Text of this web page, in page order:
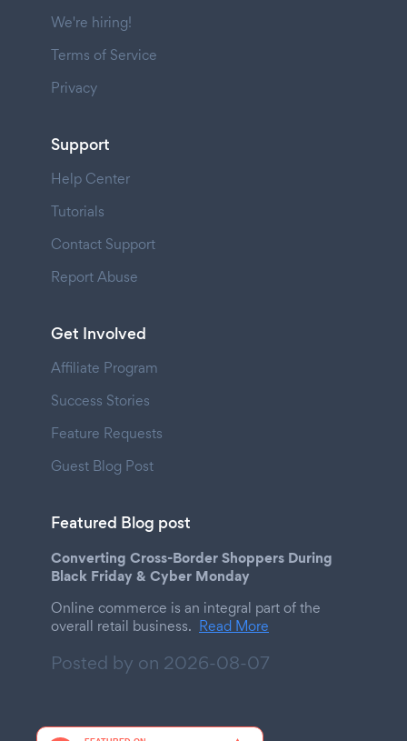
We're hiring!
Terms of Service
Privacy
Support
Help Center
Tutorials
Contact Support
Report Abuse
Get Involved
Affiliate Program
Success Stories
Feature Requests
Guest Blog Post
Featured Blog post
Converting Cross-Border Shoppers During
Black Friday & Cyber Monday
Online commerce is an integral part of the
overall retail business. Read More
Posted by on 2026-08-07